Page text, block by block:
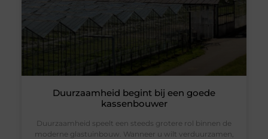
Duurzaamheid begint bij een goede
kassenbouwer
Duurzaamheid speelt een steeds grotere rol binnen de
moderne glastuinbouw. Wanneer u wilt verduurzamen,